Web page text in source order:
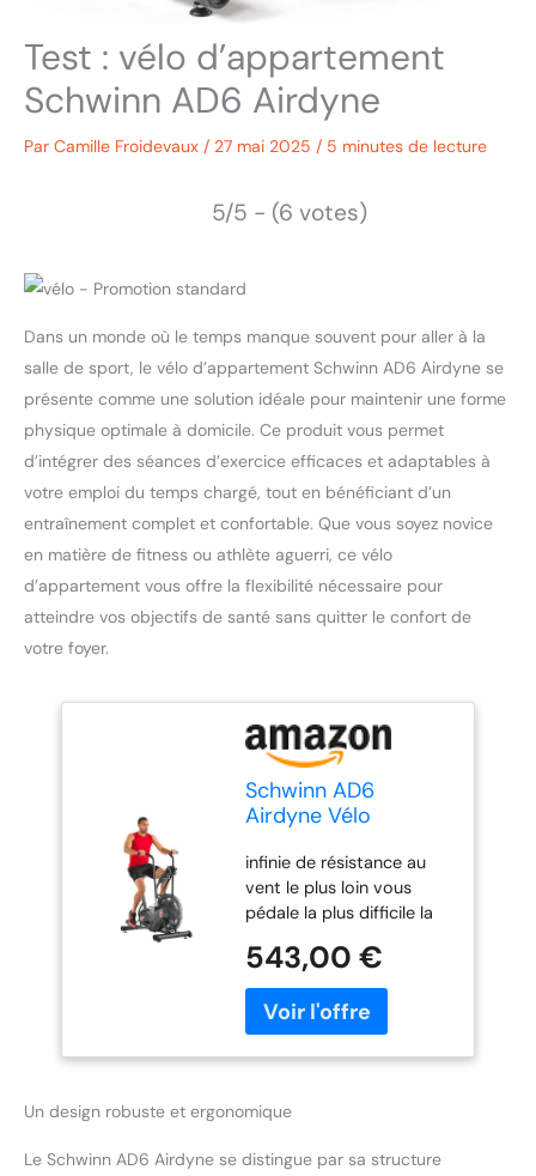
Test : vélo d’appartement
Schwinn AD6 Airdyne
Par Camille Froidevaux / 27 mai 2025 / 5 minutes de lecture
5/5 - (6 votes)
Dans un monde où le temps manque souvent pour aller à la
salle de sport, le vélo d’appartement Schwinn AD6 Airdyne se
présente comme une solution idéale pour maintenir une forme
physique optimale à domicile. Ce produit vous permet
d’intégrer des séances d’exercice efficaces et adaptables à
votre emploi du temps chargé, tout en bénéficiant d’un
entraînement complet et confortable. Que vous soyez novice
en matière de fitness ou athlète aguerri, ce vélo
d’appartement vous offre la flexibilité nécessaire pour
atteindre vos objectifs de santé sans quitter le confort de
votre foyer.
Schwinn AD6
Airdyne Vélo
infinie de résistance au
vent le plus loin vous
pédale la plus difficile la
et accessoires de rack
sont disponibles (vendus
séparément)
Entraînement du haut et
du bas du corps
indépendamment
montre 6 indicateurs de
543,00 €
Un design robuste et ergonomique
Le Schwinn AD6 Airdyne se distingue par sa structure